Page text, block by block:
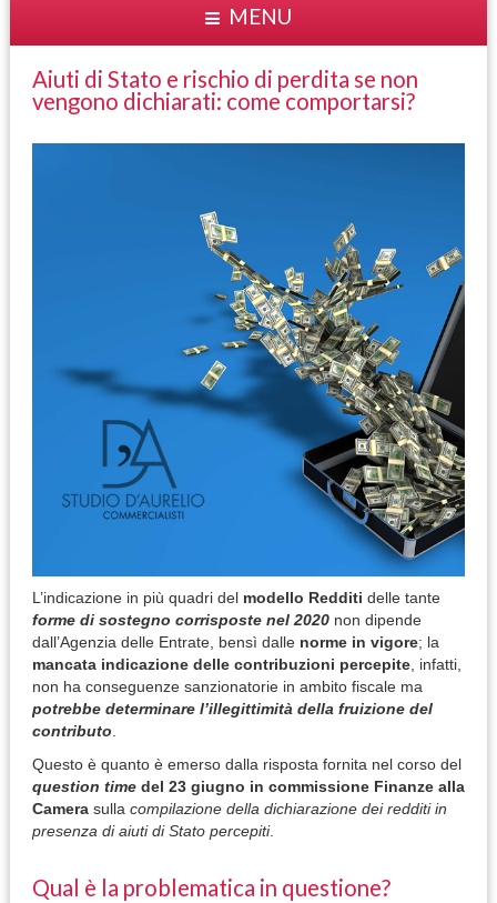
MENU
Aiuti di Stato e rischio di perdita se non
vengono dichiarati: come comportarsi?
L’indicazione in più quadri del modello Redditi delle tante
forme di sostegno corrisposte nel 2020non dipende
dall’Agenzia delle Entrate, bensì dalle norme in vigore; la
mancata indicazione delle contribuzioni percepite, infatti,
non ha conseguenze sanzionatorie in ambito fiscale ma
potrebbe determinare l’illegittimità della fruizione del
contributo.
Questo è quanto è emerso dalla risposta fornita nel corso del
question timedel 23 giugno in commissione Finanze alla
Camerasulla compilazione della dichiarazione dei redditi in
presenza di aiuti di Stato percepiti.
Qual è la problematica in questione?